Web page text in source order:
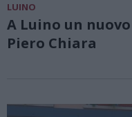
LUINO
A Luino un
Piero Chiara